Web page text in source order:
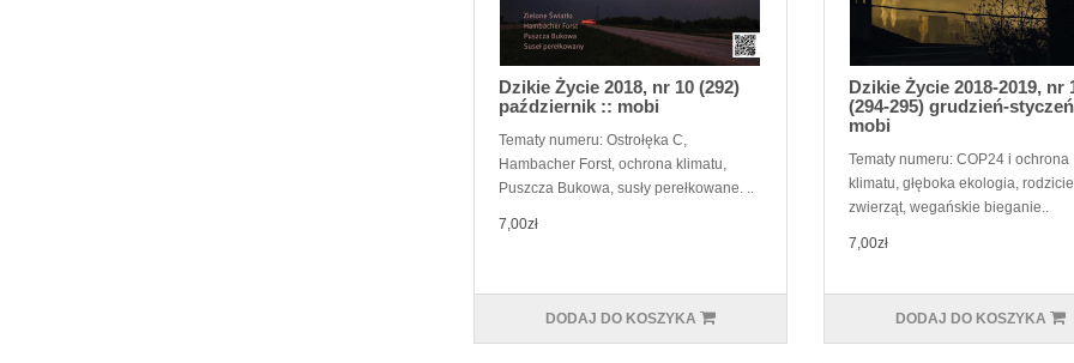
Dzikie Życie 2018, nr 10 (292)
październik :: mobi
Tematy numeru: Ostrołęka C,
Hambacher Forst, ochrona klimatu,
Puszcza Bukowa, susły perełkowane. ..
7,00zł
DODAJ DO KOSZYKA
Dzikie Życie 2018-2019, nr
(294-295) grudzień-
mobi
Tematy numeru: COP24 i ochrona
klimatu, głęboka ekologia,
zwierząt, wegańskie bieganie..
7,00zł
DODAJ DO KOSZYKA